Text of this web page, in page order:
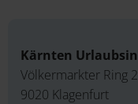
Kärnten
Völkermarkter Ring
9020 Klagenfurt